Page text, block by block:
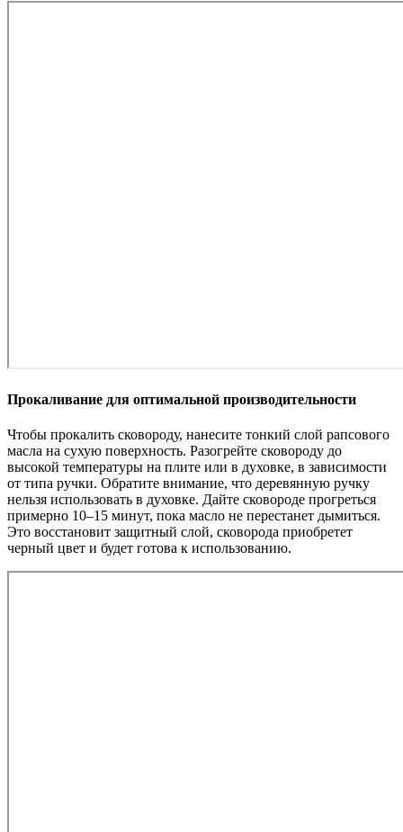
Прокаливание для оптимальной производительности
Чтобы прокалить сковороду, нанесите тонкий слой рапсового
масла на сухую поверхность. Разогрейте сковороду до
высокой температуры на плите или в духовке, в зависимости
от типа ручки. Обратите внимание, что деревянную ручку
нельзя использовать в духовке. Дайте сковороде прогреться
примерно 10–15 минут, пока масло не перестанет дымиться.
Это восстановит защитный слой, сковорода приобретет
черный цвет и будет готова к использованию.